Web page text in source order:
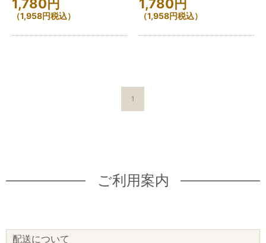
1,780円
（1,958円税込）
1,780円
（1,958円税込）
1
ご利用案内
配送について